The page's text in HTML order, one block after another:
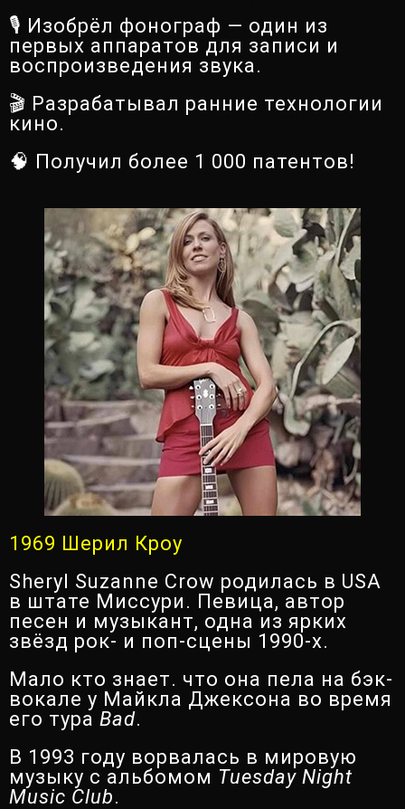
🎙️ Изобрёл фонограф — один из
первых аппаратов для записи и
воспроизведения звука.
🎬 Разрабатывал ранние технологии
кино.
🧠 Получил более 1 000 патентов!
1969 Шерил Кроу
Sheryl Suzanne Crow родилась в USA
в штате Миссури. Певица, автор
песен и музыкант, одна из ярких
звёзд рок- и поп-сцены 1990-х.
Мало кто знает. что она пела на бэк-
вокале у Майкла Джексона во время
его тура Bad.
В 1993 году ворвалась в мировую
музыку с альбомом Tuesday Night
Music Club.